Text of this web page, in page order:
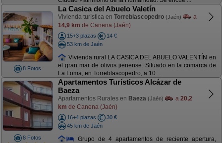
8 Fotos
La Casica del Abuelo Valetín
Vivienda turística en Torreblascopedro (Jaén)
a
14,9 km de Canena (Jaén)
15+3 plazas
14 €
53 km de Jaén
Vivienda rural LA CASICA DEL ABUELO VALENTÍN en
el gran mar de olivos jienense. Situado en la comarca de
La Loma, en Torreblascopedro, a 10 ...
8 Fotos
Apartamentos Turísticos Alcázar de
Baeza
Apartamentos Rurales en Baeza (Jaén) a 20,2
km de Canena (Jaén)
16+4 plazas
30 €
45 km de Jaén
Grupo de 4 apartamentos de reciente apertura,